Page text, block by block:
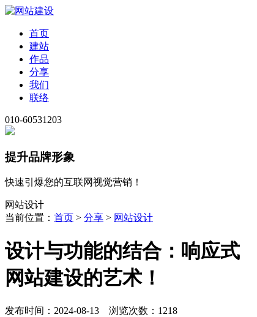
首页
建站
作品
分享
我们
联络
010-60531203
提升品牌形象
快速引爆您的互联网视觉营销！
网站设计
当前位置： 首页 > 分享 > 网站设计
设计与功能的结合：响应式
网站建设的艺术！
发布时间：2024-08-13 浏览次数：1218